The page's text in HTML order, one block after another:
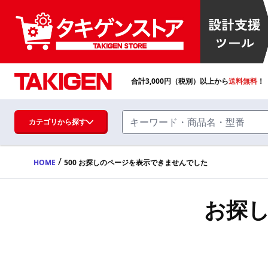
ハンドル・取手・つまみ・周辺機器
FA・A
合計3,000円（税別）以上から送料無料
カテゴリから探す
HOME / 500 お探しのページを表示できませんでした
お探